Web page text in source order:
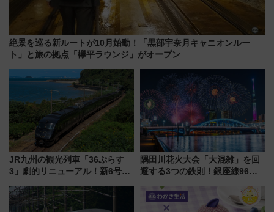
絶景を巡る新ルートが10月始動！「黒部宇奈月キャニオンルー
ト」と旅の拠点「欅平ラウンジ」がオープン
JR九州の観光列車「36ぷらす
3」劇的リニューアル！新6号車
別 “プレミアムランチ”導入･ル
ートや価格など解説
隅田川花火大会「大混雑」を回
避する3つの鉄則！銀座線96本
ツリー駅の規制まとめ 7/25開催
（2026年）